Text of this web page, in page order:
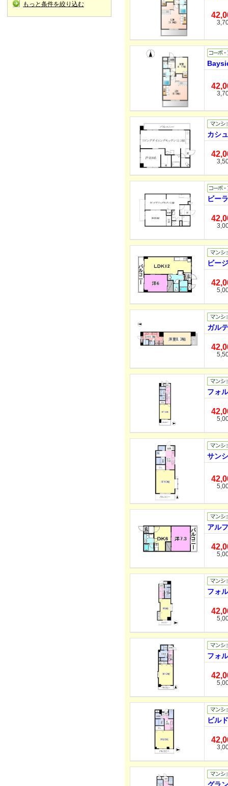
もっと条件を絞り込む
カシ
ビー
ビー
ガル
フォ
サン
アル
フォ
フォ
ビル